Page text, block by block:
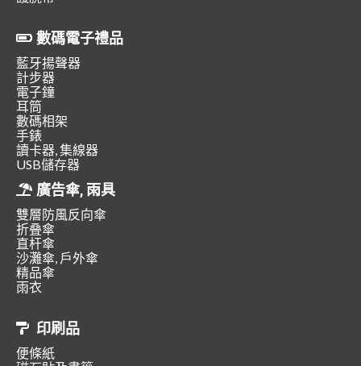
數碼電子禮品
藍牙揚聲器
計步器
電子鐘
耳筒
數碼相架
手錶
讀卡器, 集線器
USB儲存器
廣告傘, 雨具
雙層防風反向傘
折叠傘
直杆傘
沙灘傘, 戶外傘
精品傘
雨衣
印刷品
便條紙